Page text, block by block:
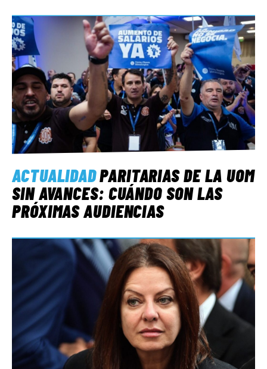
ACTUALIDADPARITARIAS DE LA UOM
SIN AVANCES: CUÁNDO SON LAS
PRÓXIMAS AUDIENCIAS